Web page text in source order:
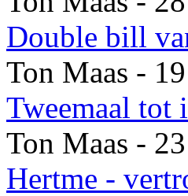
Double bill
Ton Maas -
Tweemaal tot
Ton Maas -
Hertme -